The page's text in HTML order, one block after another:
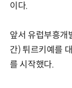
이다.
앞서 유럽부흥개
간) 튀르키예를
를 시작했다.